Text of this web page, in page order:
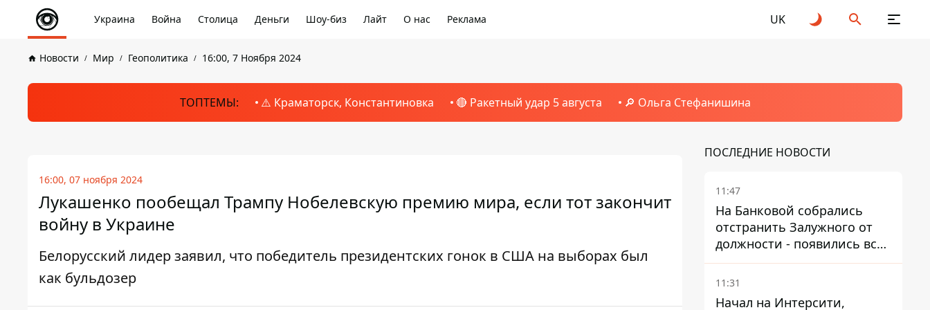
Украина Война Столица Деньги Шоу-биз Лайт О нас Реклама UK
Новости Мир Геополитика 16:00, 7 Ноября 2024
ТОПТЕМЫ: ⚠️ Краматорск, Константиновка 🔴 Ракетный удар 5 августа 🔎 Ольга Стефанишина
16:00, 07 ноября 2024
Лукашенко пообещал Трампу Нобелевскую премию мира, если тот закончит
войну в Украине
Белорусский лидер заявил, что победитель президентских гонок в США на выборах был
как бульдозер
ПОСЛЕДНИЕ НОВОСТИ
11:47
На Банковой собрались
отстранить Залужного от
должности - появились все
признаки
11:31
Начал на Интерсити,